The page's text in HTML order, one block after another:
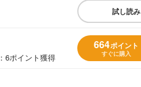
試し読み
：6ポイント獲得
664ポイント
すぐに購入